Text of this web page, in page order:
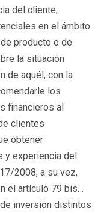
del cliente,
en el ámbito
producto o de
la situación
de aquél, con la
los
financieros al
clientes
obtener
y experiencia del
2008, a su vez,
el artículo 79 bis…
inversión distintos